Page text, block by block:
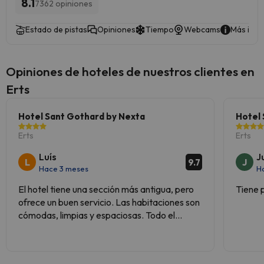
8.17362 opiniones
Estado de pistas Opiniones Tiempo Webcams Más info
Opiniones de hoteles de nuestros clientes en
Erts
Hotel Sant Gothard by Nexta
Erts
L Luís
Hace 3 meses
9.7
El hotel tiene una sección más antigua, pero
ofrece un buen servicio. Las habitaciones son
cómodas, limpias y espaciosas. Todo el
Hotel
Erts
J
Tiene